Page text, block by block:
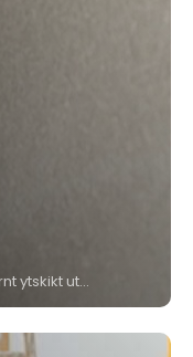
Microcement ger ett sömlöst, modernt ytskikt utan fogar – på golv, väggar och i våtrum. Kungshäll Måleri & Bygg är våtrumscertifierade och utför microcement i Stockholm med hög precision och garantiåtagande.